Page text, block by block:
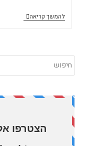
להמשך קריאה